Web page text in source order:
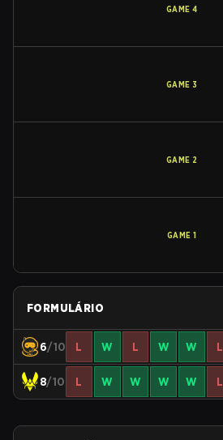
GAME 4
GAME 3
GAME 2
GAME 1
FORMULÁRIO
6/10 L W L W W L
8/10 L W W W W L